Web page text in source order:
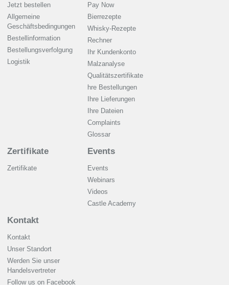
Jetzt bestellen
Allgemeine
Geschäftsbedingungen
Bestellinformation
Bestellungsverfolgung
Logistik
Pay Now
Bierrezepte
Whisky-Rezepte
Rechner
Ihr Kundenkonto
Malzanalyse
Qualitätszertifikate
hre Bestellungen
Ihre Lieferungen
Ihre Dateien
Complaints
Glossar
Zertifikate
Zertifikate
Events
Events
Webinars
Videos
Castle Academy
Kontakt
Kontakt
Unser Standort
Werden Sie unser
Handelsvertreter
Follow us on Facebook